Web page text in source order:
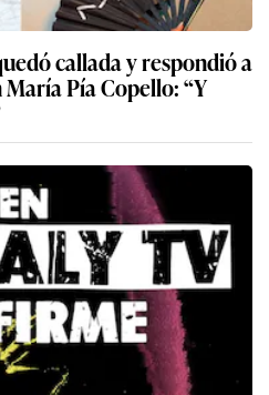
callada y respondió a
Pía Copello: “Y